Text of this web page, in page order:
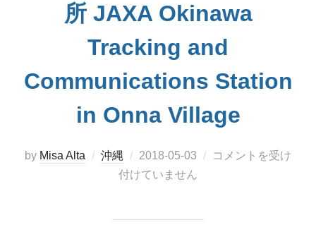
所 JAXA Okinawa
Tracking and
Communications Station
in Onna Village
by Misa Alta 沖縄
投
稿
2018-05-03
コメントを受け
付けていません